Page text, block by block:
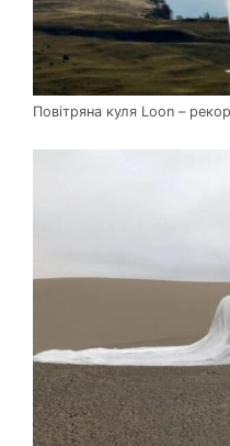
Повітряна куля Loon –